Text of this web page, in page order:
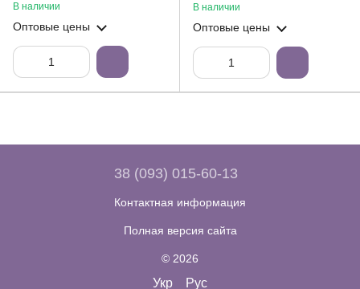
В наличии
Оптовые цены
В наличии
Оптовые цены
38 (093) 015-60-13
Контактная информация
Полная версия сайта
© 2026
Укр Рус